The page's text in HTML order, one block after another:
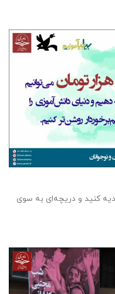
کتاب هدیه کنید و دریچه‌ای به سوی